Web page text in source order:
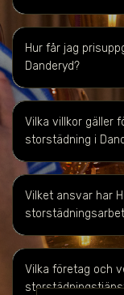
Hur får jag
Danderyd?
Vilka villkor gäller
storstädning i
Vilket ansvar har
Vilka företag och